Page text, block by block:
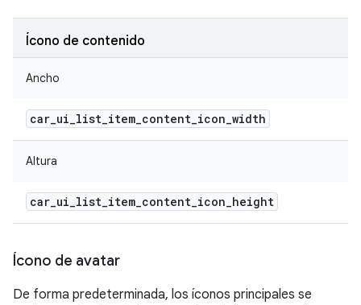
Ícono de contenido
Ancho
car_ui_list_item_content_icon_width
Altura
car_ui_list_item_content_icon_height
Ícono de avatar
De forma predeterminada, los íconos principales se